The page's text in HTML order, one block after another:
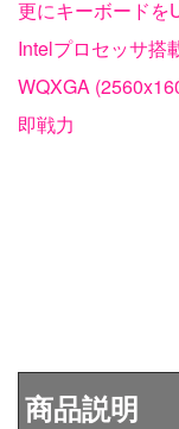
更にキーボードを
Intelプロセッサ搭
WQXGA
即戦力
商品説明